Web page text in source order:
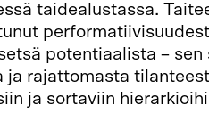
taidealustassa.
potentiaalista – sen
ja rajattomasta
ja sortaviin